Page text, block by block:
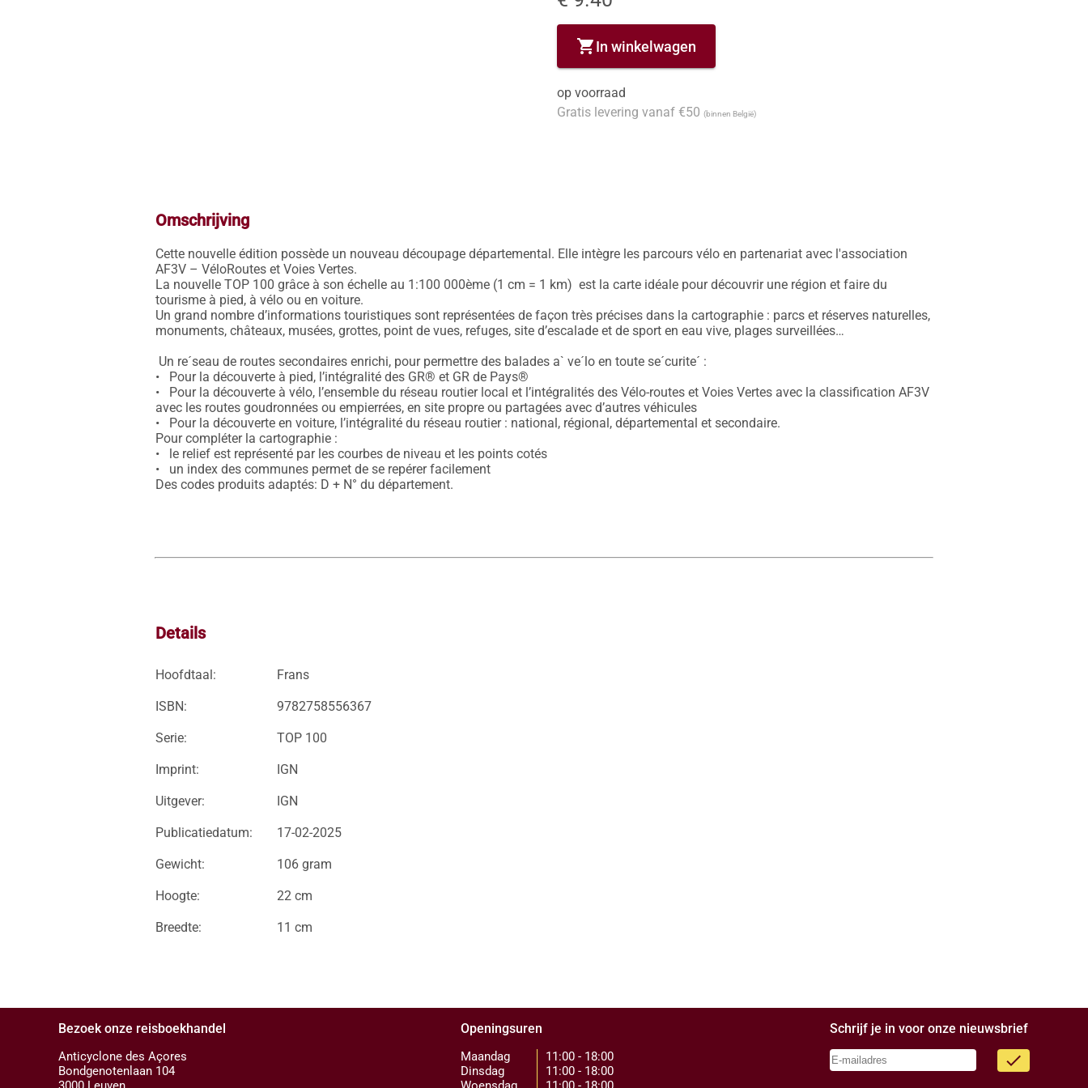
shopping_cartIn winkelwagen
op voorraad
Gratis levering vanaf €50 (binnen België)
Omschrijving
Cette nouvelle édition possède un nouveau découpage départemental. Elle intègre les parcours vélo en partenariat avec l'association
AF3V – VéloRoutes et Voies Vertes.
La nouvelle TOP 100 grâce à son échelle au 1:100 000ème (1 cm = 1 km)  est la carte idéale pour découvrir une région et faire du
tourisme à pied, à vélo ou en voiture.
Un grand nombre d’informations touristiques sont représentées de façon très précises dans la cartographie : parcs et réserves naturelles,
monuments, châteaux, musées, grottes, point de vues, refuges, site d’escalade et de sport en eau vive, plages surveillées…
•   Pour la découverte à pied, l’intégralité des GR® et GR de Pays®
•   Pour la découverte à vélo, l’ensemble du réseau routier local et l’intégralités des Vélo-routes et Voies Vertes avec la classification AF3V
avec les routes goudronnées ou empierrées, en site propre ou partagées avec d’autres véhicules
•   Pour la découverte en voiture, l’intégralité du réseau routier : national, régional, départemental et secondaire.
Pour compléter la cartographie :
•   le relief est représenté par les courbes de niveau et les points cotés
•   un index des communes permet de se repérer facilement
Des codes produits adaptés: D + N° du département.
Details
Hoofdtaal: Frans
ISBN: 9782758556367
Serie: TOP 100
Imprint: IGN
Uitgever: IGN
Publicatiedatum: 17-02-2025
Gewicht: 106 gram
Hoogte: 22 cm
Breedte: 11 cm
Bezoek onze reisboekhandel
Anticyclone des Açores
Bondgenotenlaan 104
Openingsuren
Maandag
Dinsdag
11:00 - 18:00
11:00 - 18:00
Schrijf je in voor onze nieuwsbrief
done